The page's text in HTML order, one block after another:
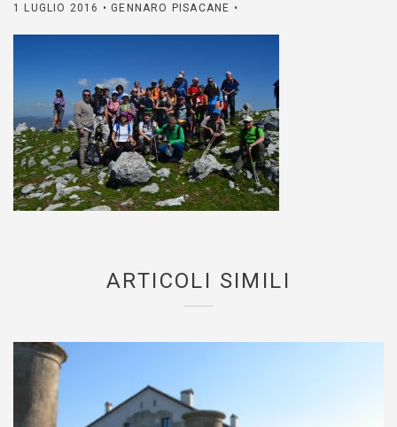
1 LUGLIO 2016 • GENNARO PISACANE •
ARTICOLI SIMILI